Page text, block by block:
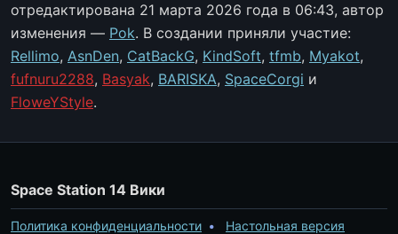
отредактирована 21 марта 2026 года в 06:43, автор
изменения — Pok. В создании приняли участие:
Rellimo, AsnDen, CatBackG, KindSoft, tfmb, Myakot,
fufnuru2288, Basyak, BARISKA, SpaceCorgi и
FloweYStyle.
Space Station 14 Вики
Политика конфиденциальности Настольная версия